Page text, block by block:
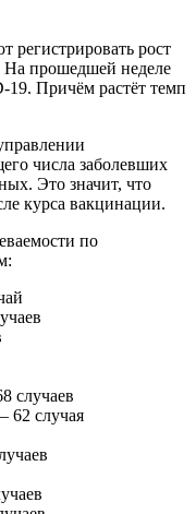
регистрировать рост
На прошедшей неделе
19. Причём растёт темп
числа заболевших
Это значит, что
курса вакцинации.
по
случаев
62 случая